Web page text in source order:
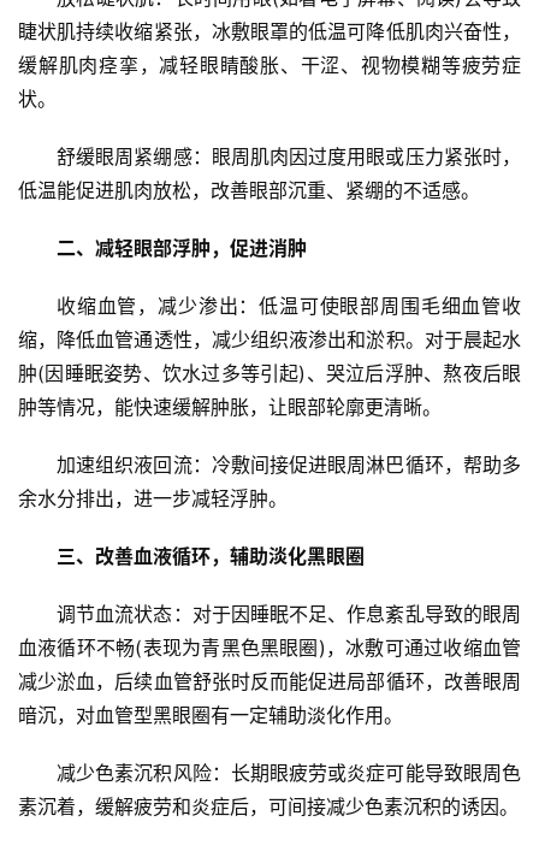
睫状肌持续收缩紧张，冰敷眼罩的低温可降低肌肉兴奋性，
缓解肌肉痉挛，减轻眼睛酸胀、干涩、视物模糊等疲劳症
状。
舒缓眼周紧绷感：眼周肌肉因过度用眼或压力紧张时，
低温能促进肌肉放松，改善眼部沉重、紧绷的不适感。
二、减轻眼部浮肿，促进消肿
收缩血管，减少渗出：低温可使眼部周围毛细血管收
缩，降低血管通透性，减少组织液渗出和淤积。对于晨起水
肿(因睡眠姿势、饮水过多等引起)、哭泣后浮肿、熬夜后眼
肿等情况，能快速缓解肿胀，让眼部轮廓更清晰。
加速组织液回流：冷敷间接促进眼周淋巴循环，帮助多
余水分排出，进一步减轻浮肿。
三、改善血液循环，辅助淡化黑眼圈
调节血流状态：对于因睡眠不足、作息紊乱导致的眼周
血液循环不畅(表现为青黑色黑眼圈)，冰敷可通过收缩血管
减少淤血，后续血管舒张时反而能促进局部循环，改善眼周
暗沉，对血管型黑眼圈有一定辅助淡化作用。
减少色素沉积风险：长期眼疲劳或炎症可能导致眼周色
素沉着，缓解疲劳和炎症后，可间接减少色素沉积的诱因。